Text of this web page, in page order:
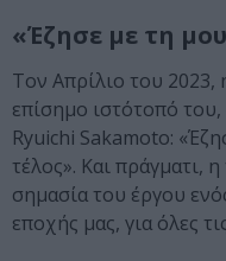
«Έζησε με τη
Τον Απρίλιο του
επίσημο ιστότοπό
Ryuichi Sakamoto:
τέλος». Και πράγματι,
σημασία του έργου
εποχής μας, για όλες